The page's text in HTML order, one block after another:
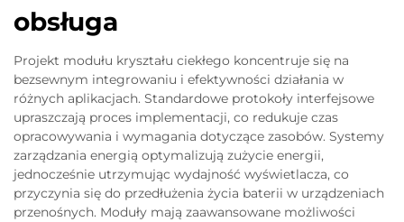
obsługa
Projekt modułu kryształu ciekłego koncentruje się na
bezsewnym integrowaniu i efektywności działania w
różnych aplikacjach. Standardowe protokoły interfejsowe
upraszczają proces implementacji, co redukuje czas
opracowywania i wymagania dotyczące zasobów. Systemy
zarządzania energią optymalizują zużycie energii,
jednocześnie utrzymując wydajność wyświetlacza, co
przyczynia się do przedłużenia życia baterii w urządzeniach
przenośnych. Moduły mają zaawansowane możliwości